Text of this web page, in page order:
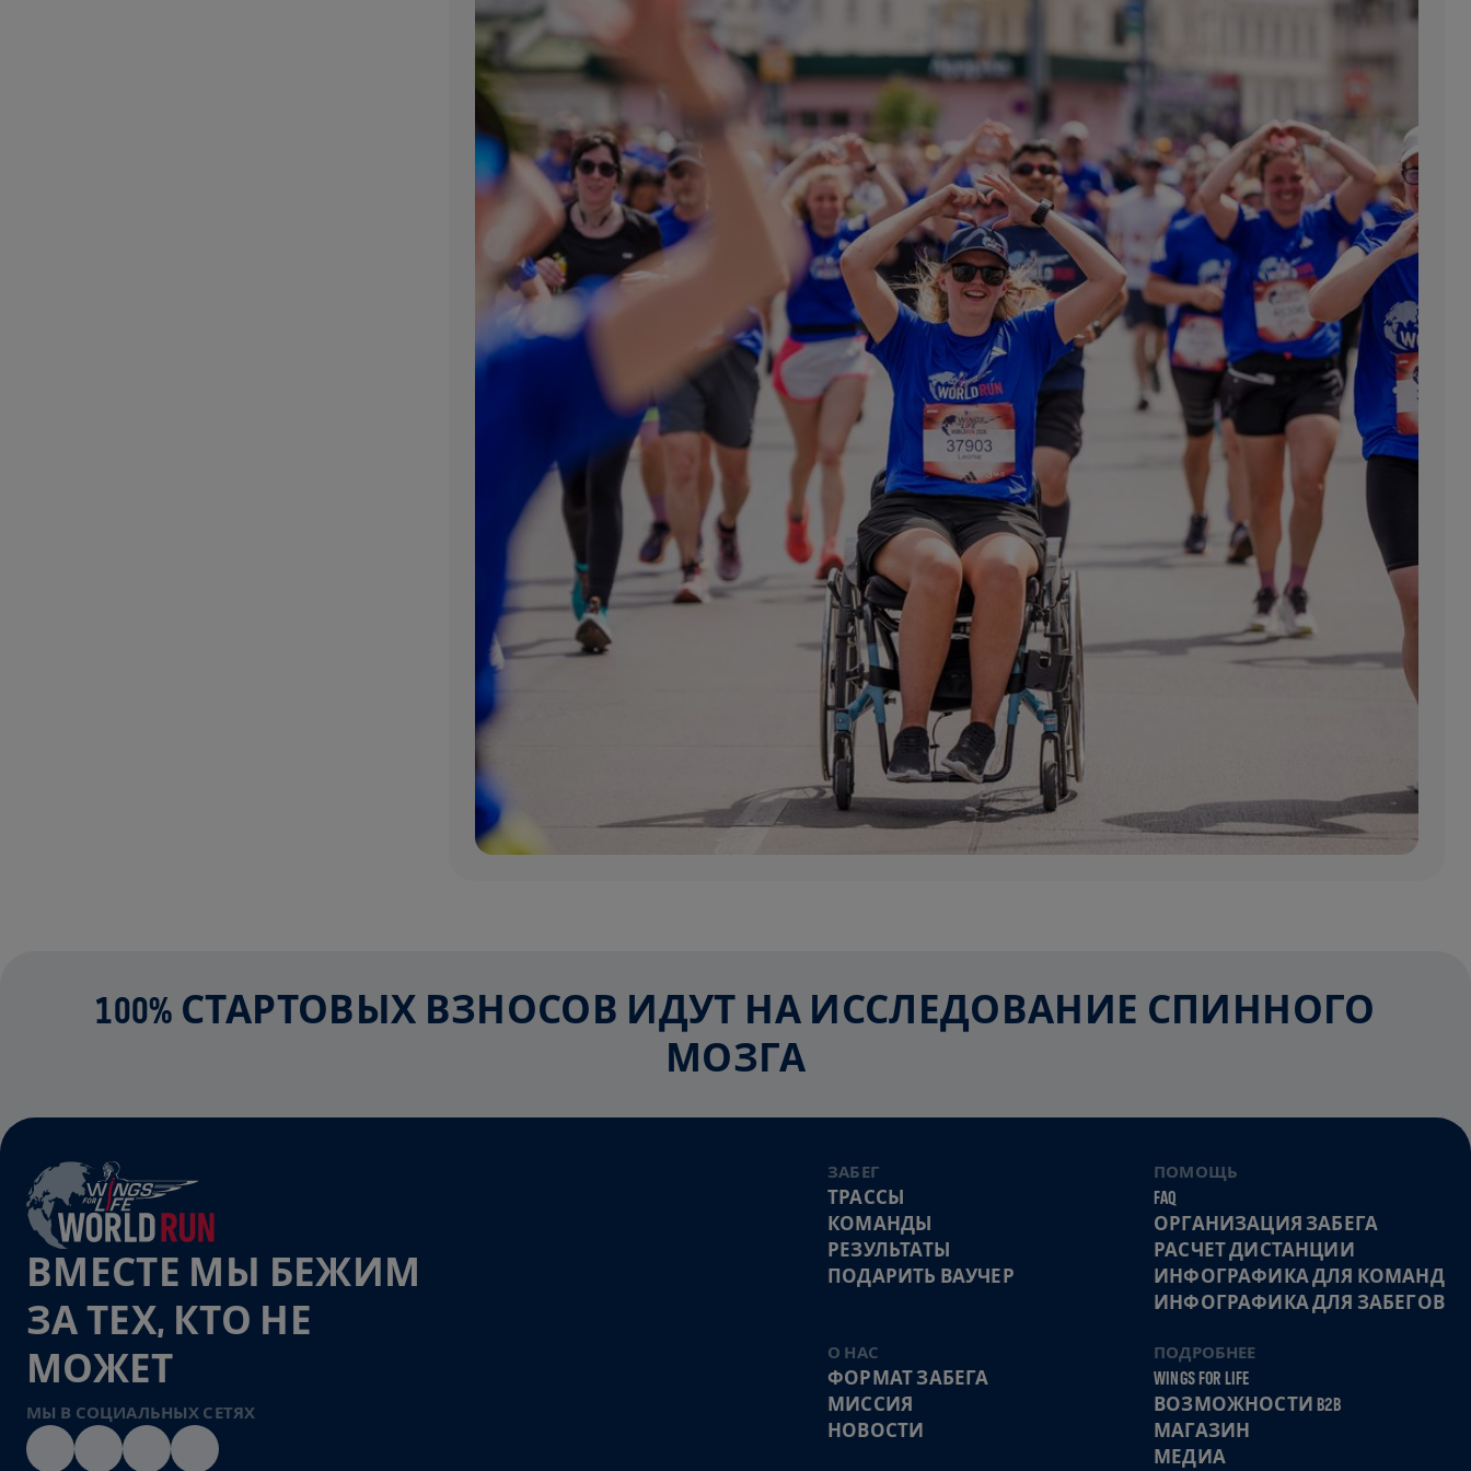
100% СТАРТОВЫХ ВЗНОСОВ ИДУТ НА ИССЛЕДОВАНИЕ СПИННОГО
МОЗГА
ВМЕСТЕ МЫ БЕЖИМ
ЗА ТЕХ, КТО НЕ
МОЖЕТ
МЫ В СОЦИАЛЬНЫХ СЕТЯХ
ЗАБЕГ
ТРАССЫ
КОМАНДЫ
РЕЗУЛЬТАТЫ
ПОДАРИТЬ ВАУЧЕР
ПОМОЩЬ
FAQ
ОРГАНИЗАЦИЯ ЗАБЕГА
РАСЧЕТ ДИСТАНЦИИ
ИНФОГРАФИКА ДЛЯ КОМАНД
ИНФОГРАФИКА ДЛЯ ЗАБЕГОВ
О НАС
ФОРМАТ ЗАБЕГА
МИССИЯ
НОВОСТИ
ПОДРОБНЕЕ
WINGS FOR LIFE
ВОЗМОЖНОСТИ B2B
МАГАЗИН
МЕДИА